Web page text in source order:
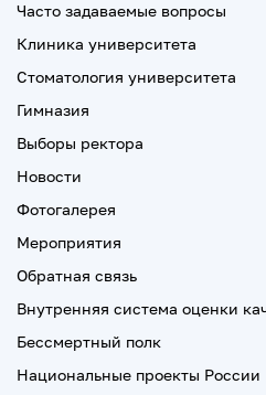
Часто задаваемые вопросы
Клиника университета
Стоматология университета
Гимназия
Выборы ректора
Новости
Фотогалерея
Мероприятия
Обратная связь
Внутренняя система оценки
Бессмертный полк
Национальные проекты России